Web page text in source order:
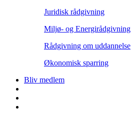
Juridisk rådgivning
Miljø- og Energirådgivning
Rådgivning om uddannelse
Økonomisk sparring
Bliv medlem